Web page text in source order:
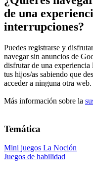
de una
interrupciones?
Puedes registrarse y
navegar sin anuncios de
disfrutar de una
tus hijos/as sabiendo que
acceder a ninguna otra web.
Más información sobre la
Temática
Mini juegos La Noción
Juegos de habilidad